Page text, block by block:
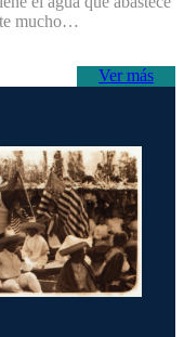
mucho…
Ver más